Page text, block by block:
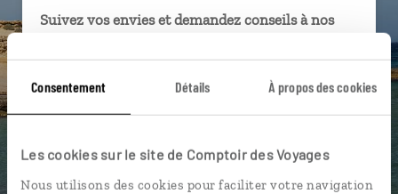
Consentement Détails À propos des cookies
Les cookies sur le site de Comptoir des Voyages
Nous utilisons des cookies pour faciliter votre navigation
Suivez vos envies et demandez conseils à nos
Ils sauront organiser votre itinéraire au plus
près de vos envies et de la réalité du pays.
connectés en agence, mais aussi par email ou